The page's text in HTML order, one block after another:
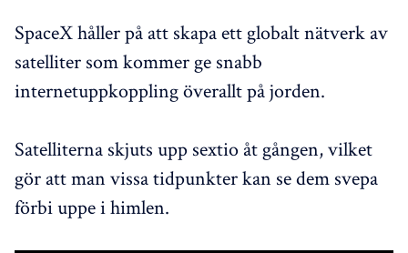
SpaceX håller på att skapa ett globalt nätverk av
satelliter som kommer ge snabb
internetuppkoppling överallt på jorden.
Satelliterna skjuts upp sextio åt gången, vilket
gör att man vissa tidpunkter kan se dem svepa
förbi uppe i himlen.